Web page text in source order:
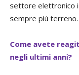
settore elettronico
sempre più terreno.
Come avete
negli ultimi anni?